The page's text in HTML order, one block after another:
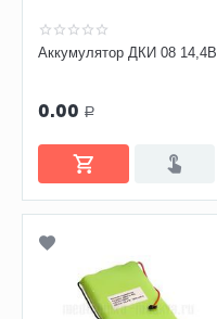
Аккумулятор ДКИ 08 14,4В
0.00 Р